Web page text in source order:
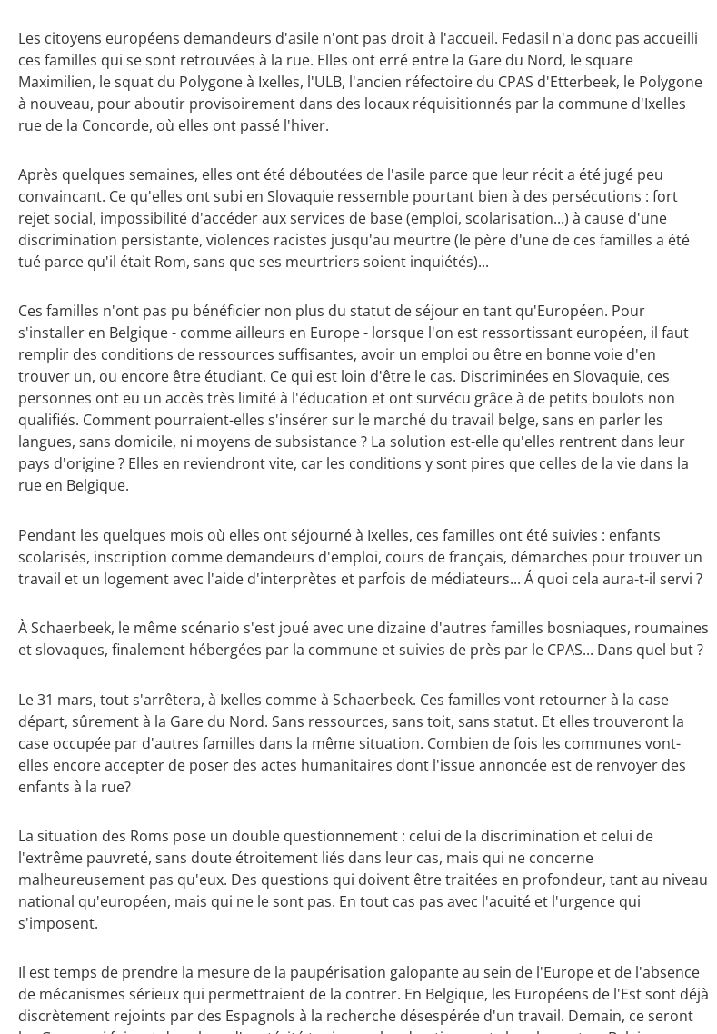
Les citoyens européens demandeurs d'asile n'ont pas droit à l'accueil. Fedasil n'a donc pas accueilli
ces familles qui se sont retrouvées à la rue. Elles ont erré entre la Gare du Nord, le square
Maximilien, le squat du Polygone à Ixelles, l'ULB, l'ancien réfectoire du CPAS d'Etterbeek, le Polygone
à nouveau, pour aboutir provisoirement dans des locaux réquisitionnés par la commune d'Ixelles
rue de la Concorde, où elles ont passé l'hiver.
Après quelques semaines, elles ont été déboutées de l'asile parce que leur récit a été jugé peu
convaincant. Ce qu'elles ont subi en Slovaquie ressemble pourtant bien à des persécutions : fort
rejet social, impossibilité d'accéder aux services de base (emploi, scolarisation...) à cause d'une
discrimination persistante, violences racistes jusqu'au meurtre (le père d'une de ces familles a été
tué parce qu'il était Rom, sans que ses meurtriers soient inquiétés)...
Ces familles n'ont pas pu bénéficier non plus du statut de séjour en tant qu'Européen. Pour
s'installer en Belgique - comme ailleurs en Europe - lorsque l'on est ressortissant européen, il faut
remplir des conditions de ressources suffisantes, avoir un emploi ou être en bonne voie d'en
trouver un, ou encore être étudiant. Ce qui est loin d'être le cas. Discriminées en Slovaquie, ces
personnes ont eu un accès très limité à l'éducation et ont survécu grâce à de petits boulots non
qualifiés. Comment pourraient-elles s'insérer sur le marché du travail belge, sans en parler les
langues, sans domicile, ni moyens de subsistance ? La solution est-elle qu'elles rentrent dans leur
pays d'origine ? Elles en reviendront vite, car les conditions y sont pires que celles de la vie dans la
rue en Belgique.
Pendant les quelques mois où elles ont séjourné à Ixelles, ces familles ont été suivies : enfants
scolarisés, inscription comme demandeurs d'emploi, cours de français, démarches pour trouver un
travail et un logement avec l'aide d'interprètes et parfois de médiateurs... Á quoi cela aura-t-il servi ?
À Schaerbeek, le même scénario s'est joué avec une dizaine d'autres familles bosniaques, roumaines
et slovaques, finalement hébergées par la commune et suivies de près par le CPAS... Dans quel but ?
Le 31 mars, tout s'arrêtera, à Ixelles comme à Schaerbeek. Ces familles vont retourner à la case
départ, sûrement à la Gare du Nord. Sans ressources, sans toit, sans statut. Et elles trouveront la
case occupée par d'autres familles dans la même situation. Combien de fois les communes vont-
elles encore accepter de poser des actes humanitaires dont l'issue annoncée est de renvoyer des
enfants à la rue?
La situation des Roms pose un double questionnement : celui de la discrimination et celui de
l'extrême pauvreté, sans doute étroitement liés dans leur cas, mais qui ne concerne
malheureusement pas qu'eux. Des questions qui doivent être traitées en profondeur, tant au niveau
national qu'européen, mais qui ne le sont pas. En tout cas pas avec l'acuité et l'urgence qui
s'imposent.
Il est temps de prendre la mesure de la paupérisation galopante au sein de l'Europe et de l'absence
de mécanismes sérieux qui permettraient de la contrer. En Belgique, les Européens de l'Est sont déjà
discrètement rejoints par des Espagnols à la recherche désespérée d'un travail. Demain, ce seront